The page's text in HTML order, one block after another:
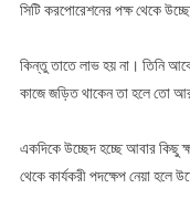
সিটি করপোরেশনের পক্ষ থেকে
কিন্তু তাতে লাভ হয় না। তিনি
কাজে জড়িত থাকেন তা হলে তো
একদিকে উচ্ছেদ হচ্ছে আবার কিছু
থেকে কার্যকরী পদক্ষেপ নেয়া হলে